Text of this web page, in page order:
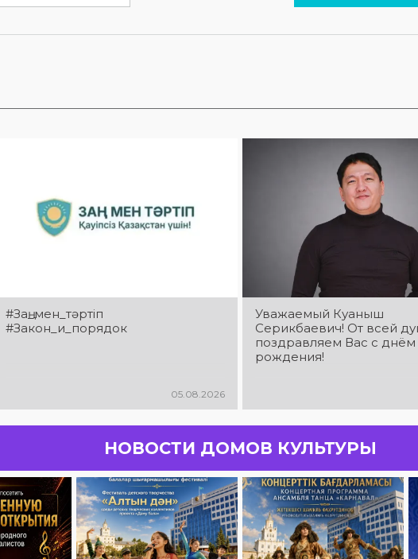
#Заң_мен_тәртіп
#Закон_и_порядок
05.08.2026
Уважаемый Куаныш
Серикбаевич! От всей
поздравляем Вас с днём
рождения!
НОВОСТИ ДОМОВ КУЛЬТУРЫ